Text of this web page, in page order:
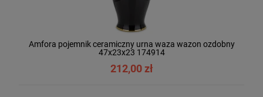
Amfora pojemnik ceramiczny urna waza wazon ozdobny
47x23x23 174914
212,00 zł